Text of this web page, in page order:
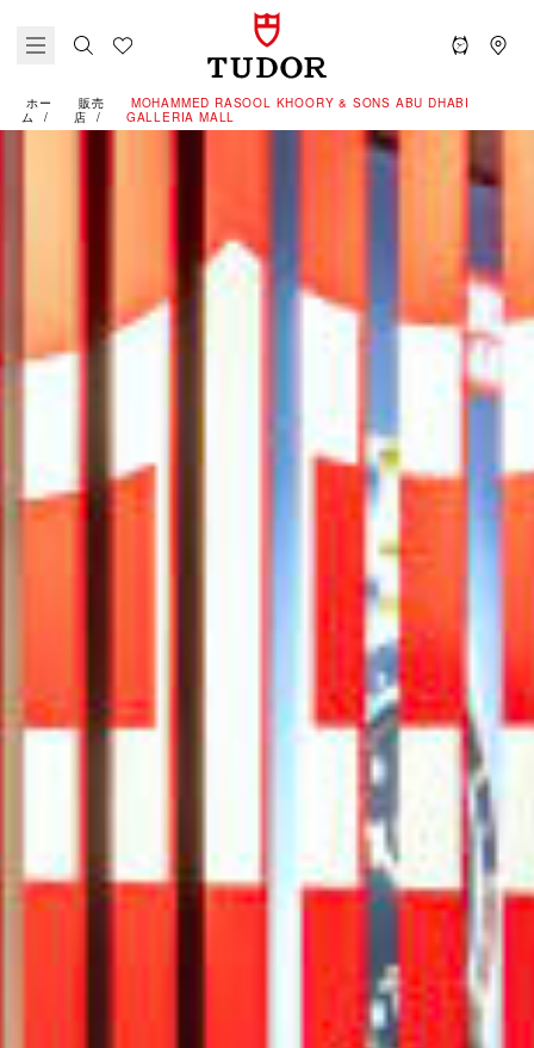
ホー
ム
販売
店
‭MOHAMMED RASOOL KHOORY & SONS ABU DHABI
GALLERIA MALL‬